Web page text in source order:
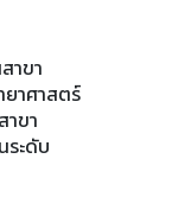
าขา
ยาศาสตร์
าขา
ระดับ